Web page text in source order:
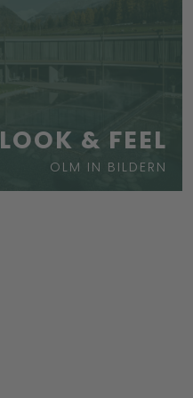
LOOK & FEEL
OLM IN BILDERN